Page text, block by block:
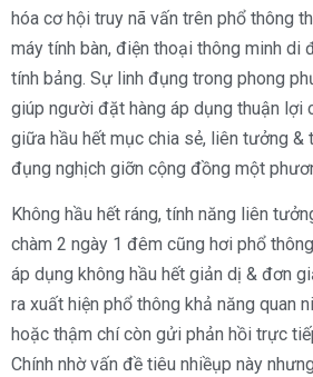
hóa cơ hội truy nã vấn trên phổ thông
máy tính bàn, điện thoại thông minh di
tính bảng. Sự linh đụng trong phong
giúp người đặt hàng áp dụng thuận lợi
giữa hầu hết mục chia sẻ, liên tưởng &
đụng nghịch giỡn cộng đồng một
Không hầu hết ráng, tính năng liên
chàm 2 ngày 1 đêm cũng hơi phổ
áp dụng không hầu hết giản dị & đơn
ra xuất hiện phổ thông khả năng quan
hoặc thậm chí còn gửi phản hồi trực
Chính nhờ vấn đề tiêu nhiềụp này